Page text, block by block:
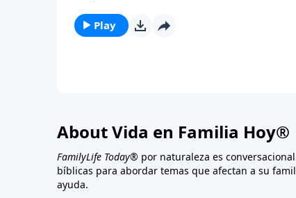
Play
About Vida en Familia Hoy®
FamilyLife Today® por naturaleza es
bíblicas para abordar temas que afectan a su
ayuda.